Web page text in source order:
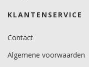
KLANTENSERVICE
Contact
Algemene voorwaarden